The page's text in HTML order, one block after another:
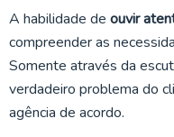
A habilidade de ouvir
compreender as
Somente através da
verdadeiro problema do
agência de acordo.